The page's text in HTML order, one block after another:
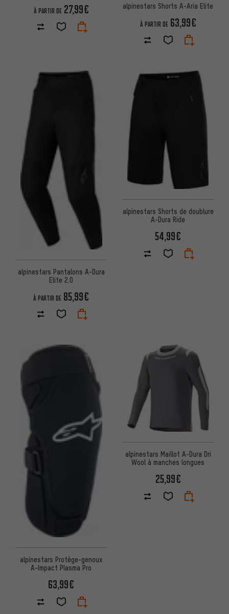
À PARTIR DE 27,99€ alpinestars Shorts A-Aria Elite
À PARTIR DE 63,99€
alpinestars Pantalons A-Dura
Elite 2.0
À PARTIR DE 85,99€
alpinestars Shorts de doublure
A-Dura Ride
54,99€
alpinestars Protège-genoux
A-Impact Plasma Pro
63,99€
alpinestars Maillot A-Dura Dri
Wool à manches longues
25,99€